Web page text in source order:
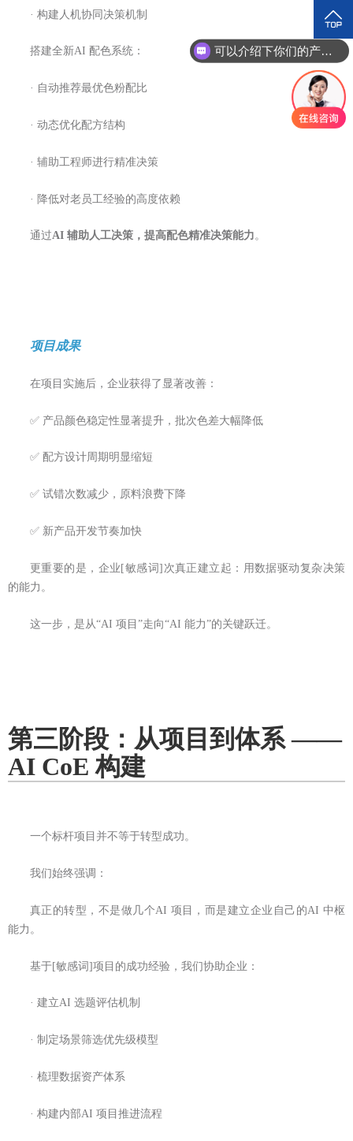
· 构建人机协同决策机制
搭建全新AI 配色系统：
· 自动推荐最优色粉配比
· 动态优化配方结构
· 辅助工程师进行精准决策
· 降低对老员工经验的高度依赖
通过AI 辅助人工决策 ，提高配色精准决策能力。
项目成果
在项目实施后，企业获得了显著改善：
✅ 产品颜色稳定性显著提升，批次色差大幅降低
✅ 配方设计周期明显缩短
✅ 试错次数减少，原料浪费下降
✅ 新产品开发节奏加快
更重要的是，企业[敏感词]次真正建立起：用数据驱动复杂决策
的能力。
这一步，是从“AI 项目”走向“AI 能力”的关键跃迁。
第三阶段：从项目到体系 ——
AI CoE 构建
一个标杆项目并不等于转型成功。
我们始终强调：
真正的转型，不是做几个AI 项目，而是建立企业自己的AI 中枢
能力。
基于[敏感词]项目的成功经验，我们协助企业：
· 建立AI 选题评估机制
· 制定场景筛选优先级模型
· 梳理数据资产体系
· 构建内部AI 项目推进流程
可以介绍下你们的产品么？